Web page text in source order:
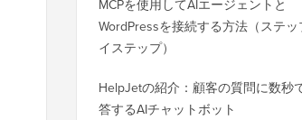
MCPを使用してAIエージェントと
WordPressを接続する方法（ステ
イステップ）
HelpJetの紹介：顧客の質問に数秒
答するAIチャットボット